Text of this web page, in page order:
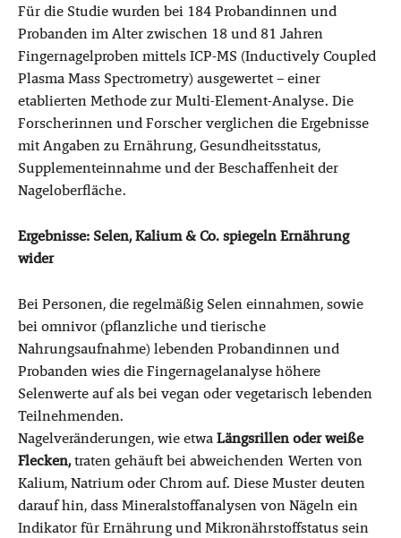
Für die Studie wurden bei 184 Probandinnen und
Probanden im Alter zwischen 18 und 81 Jahren
Fingernagelproben mittels ICP-MS (Inductively Coupled
Plasma Mass Spectrometry) ausgewertet – einer
etablierten Methode zur Multi-Element-Analyse. Die
Forscherinnen und Forscher verglichen die Ergebnisse
mit Angaben zu Ernährung, Gesundheitsstatus,
Supplementeinnahme und der Beschaffenheit der
Nageloberfläche.
Ergebnisse: Selen, Kalium & Co. spiegeln Ernährung
wider
Bei Personen, die regelmäßig Selen einnahmen, sowie
bei omnivor (pflanzliche und tierische
Nahrungsaufnahme) lebenden Probandinnen und
Probanden wies die Fingernagelanalyse höhere
Selenwerte auf als bei vegan oder vegetarisch lebenden
Teilnehmenden.
Nagelveränderungen, wie etwaLängsrillen oder weiße
Flecken,traten gehäuft bei abweichenden Werten von
Kalium, Natrium oder Chrom auf. Diese Muster deuten
darauf hin, dass Mineralstoffanalysen von Nägeln ein
Indikator für Ernährung und Mikronährstoffstatus sein